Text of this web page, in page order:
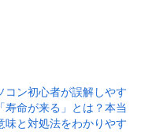
コン初心者が誤解しやす
寿命が来る」とは？本当
味と対処法をわかりやす